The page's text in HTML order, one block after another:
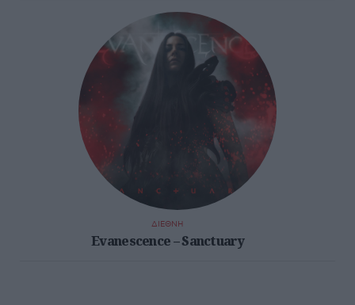
ΔΙΕΘΝΗ
Evanescence – Sanctuary